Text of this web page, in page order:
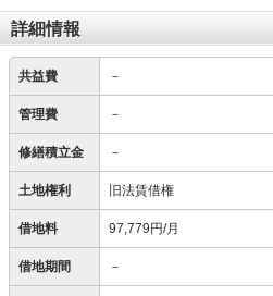
詳細情報
共益費 －
管理費 －
修繕積立金 －
土地権利 旧法賃借権
借地料 97,779円/月
借地期間 －